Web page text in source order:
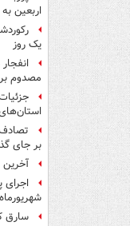
اربعین
یک روز
مصدوم
بر جای
شهریورماه
سارق